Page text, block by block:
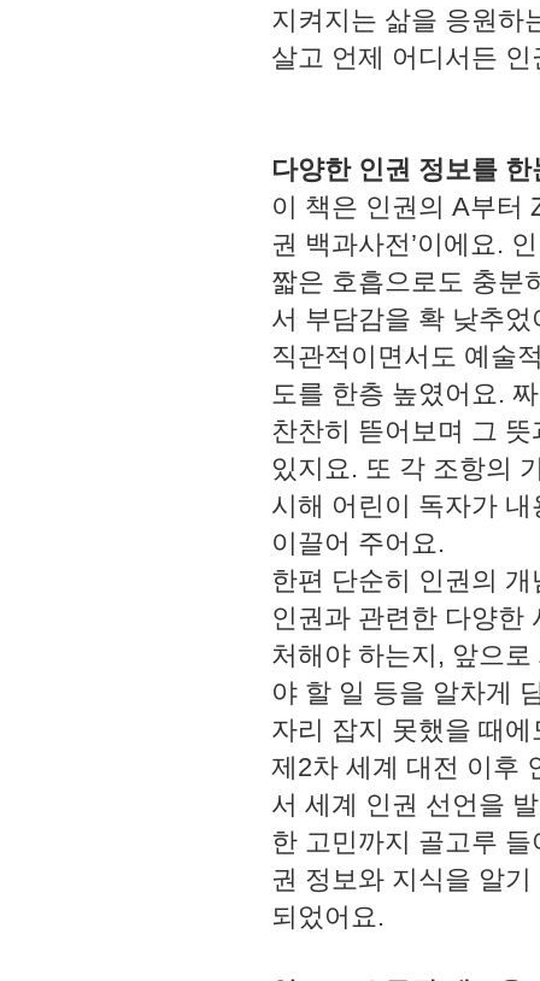
지켜지는 삶을 응원하
살고 언제 어디서든
다양한 인권 정보를
이 책은 인권의 A부터
권 백과사전’이에요.
짧은 호흡으로도 충분
서 부담감을 확 낮추
직관적이면서도 예술
도를 한층 높였어요.
찬찬히 뜯어보며 그
있지요. 또 각 조항의
시해 어린이 독자가
이끌어 주어요.
한편 단순히 인권의
인권과 관련한 다양한
처해야 하는지, 앞으
야 할 일 등을 알차게
자리 잡지 못했을 때
제2차 세계 대전 이후
서 세계 인권 선언을
한 고민까지 골고루
권 정보와 지식을 알기
되었어요.